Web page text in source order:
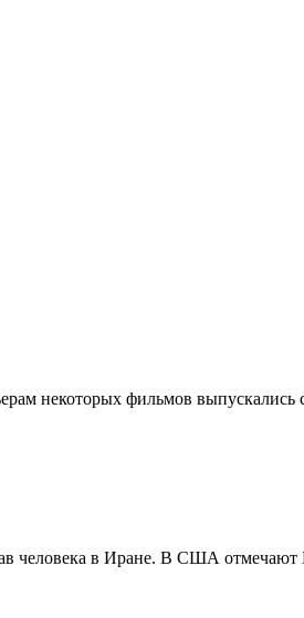
некоторых фильмов
человека в Иране. В США